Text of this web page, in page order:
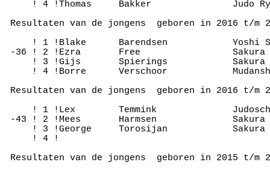
! 4 !Thomas     Bakker               Judo
Resultaten van de jongens  geboren in 2016 t/m
! 1 !Blake      Barendsen
-36 ! 2 !Ezra       Free
! 3 !Gijs       Spierings
! 4 !Borre      Verschoor
Resultaten van de jongens  geboren in 2016 t/m
! 1 !Lex        Temmink
-43 ! 2 !Mees       Harmsen
! 3 !George     Torosijan
     ! 4 !
Resultaten van de jongens  geboren in 2015 t/m